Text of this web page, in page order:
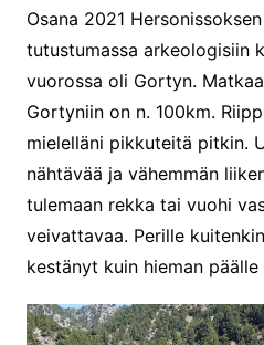
Osana 2021
tutustumassa arkeologisiin
vuorossa oli Gortyn.
Gortyniin on n. 100km.
mielelläni pikkuteitä pitkin.
nähtävää ja vähemmän
tulemaan rekka tai vuohi
veivattavaa. Perille
kestänyt kuin hieman